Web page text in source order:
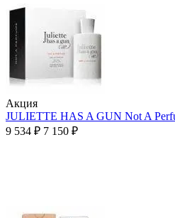
Aкция
JULIETTE HAS A GUN Not A
9 534 ₽ 7 150 ₽